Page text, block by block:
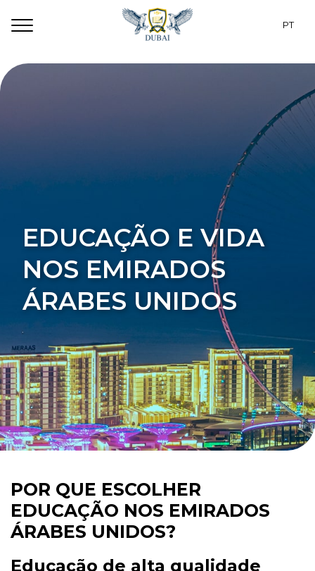
Programas
Contatos
PT
EDUCAÇÃO E VIDA
NOS EMIRADOS
ÁRABES UNIDOS
POR QUE ESCOLHER
EDUCAÇÃO NOS EMIRADOS
ÁRABES UNIDOS?
Educação de alta qualidade